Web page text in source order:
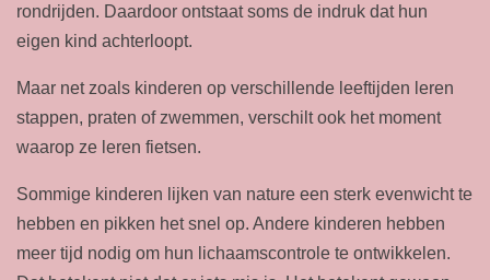
rondrijden. Daardoor ontstaat soms de indruk dat hun
eigen kind achterloopt.
Maar net zoals kinderen op verschillende leeftijden leren
stappen, praten of zwemmen, verschilt ook het moment
waarop ze leren fietsen.
Sommige kinderen lijken van nature een sterk evenwicht te
hebben en pikken het snel op. Andere kinderen hebben
meer tijd nodig om hun lichaamscontrole te ontwikkelen.